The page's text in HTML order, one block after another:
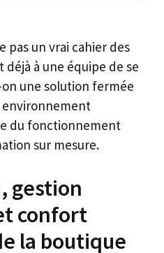
pas un vrai cahier des
à une équipe de se
une solution fermée
environnement
du fonctionnement
sur mesure.
gestion
confort
la boutique